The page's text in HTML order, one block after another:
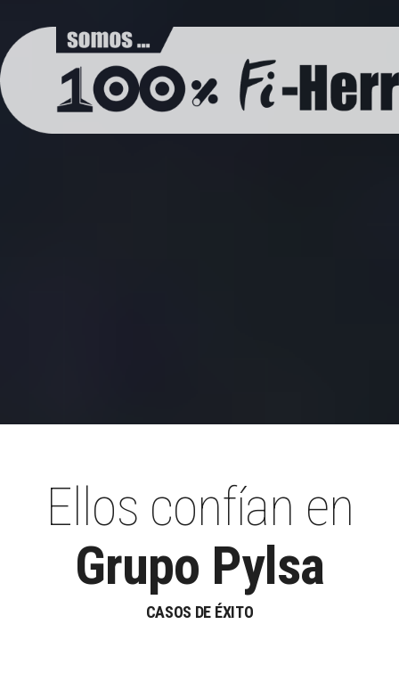
Ellos confían en
Grupo Pylsa
CASOS DE ÉXITO